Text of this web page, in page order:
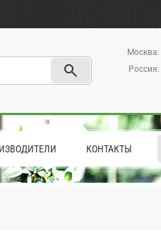
search
Москва:
Россия:
КОНТАКТЫ